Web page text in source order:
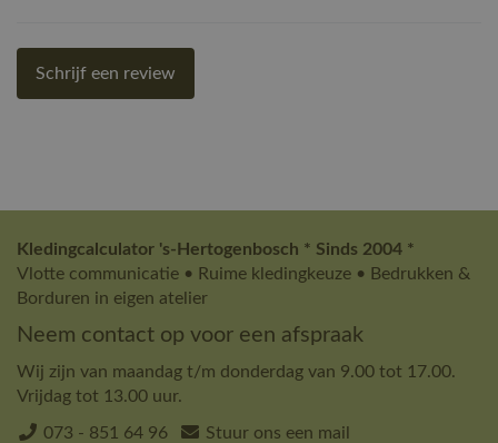
Schrijf een review
Kledingcalculator 's-Hertogenbosch * Sinds 2004 *
Vlotte communicatie • Ruime kledingkeuze • Bedrukken &
Borduren in eigen atelier
Neem contact op voor een afspraak
Wij zijn van maandag t/m donderdag van 9.00 tot 17.00.
Vrijdag tot 13.00 uur.
073 - 851 64 96 Stuur ons een mail